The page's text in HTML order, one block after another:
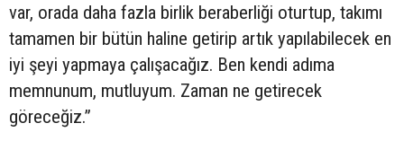
var, orada daha fazla birlik beraberliği oturtup, takımı
tamamen bir bütün haline getirip artık yapılabilecek en
iyi şeyi yapmaya çalışacağız. Ben kendi adıma
memnunum, mutluyum. Zaman ne getirecek
göreceğiz.”